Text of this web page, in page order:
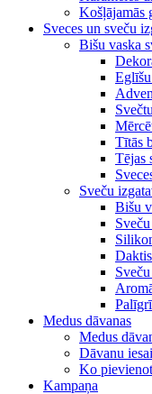
Košļājamās
Sveces un sveču
Bišu vaska
Tītās
Tējas
Sveču
Bišu
Daktis
Medus dāvanas
Medus
Dāvanu
Ko
Kampaņa